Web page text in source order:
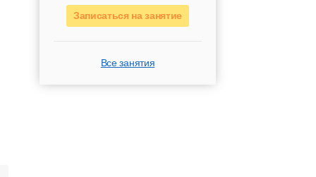
Записаться на занятие
Все занятия